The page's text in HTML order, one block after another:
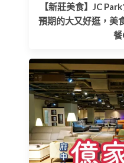
【新莊美食】JC
預期的大又好逛，美
餐